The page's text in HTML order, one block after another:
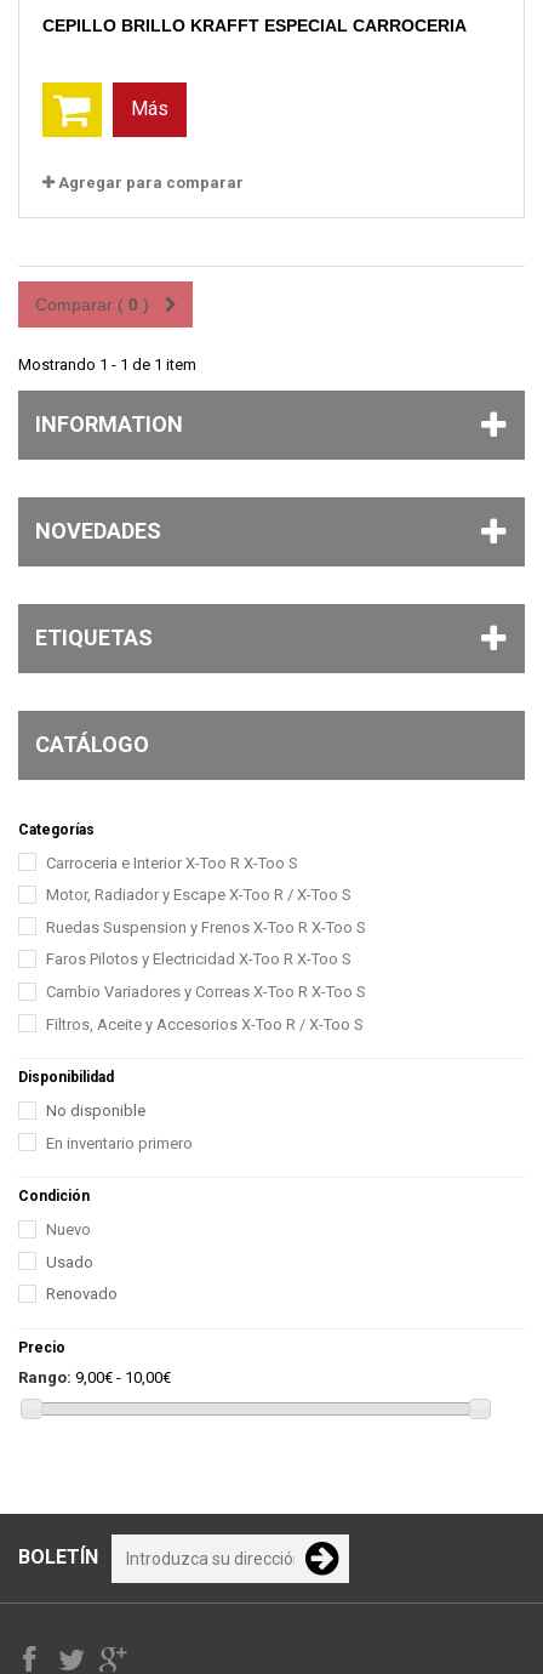
CEPILLO BRILLO KRAFFT ESPECIAL CARROCERIA
Más
Agregar para comparar
Comparar ( 0 )
Mostrando 1 - 1 de 1 item
INFORMATION
NOVEDADES
ETIQUETAS
CATÁLOGO
Categorías
Carroceria e Interior X-Too R X-Too S
Motor, Radiador y Escape X-Too R / X-Too S
Ruedas Suspension y Frenos X-Too R X-Too S
Faros Pilotos y Electricidad X-Too R X-Too S
Cambio Variadores y Correas X-Too R X-Too S
Filtros, Aceite y Accesorios X-Too R / X-Too S
Disponibilidad
No disponible
En inventario primero
Condición
Nuevo
Usado
Renovado
Precio
Rango: 9,00€ - 10,00€
BOLETÍN